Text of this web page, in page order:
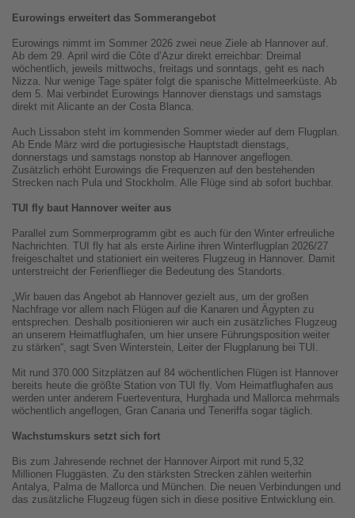
Eurowings erweitert das Sommerangebot
Eurowings nimmt im Sommer 2026 zwei neue Ziele ab Hannover auf.
Ab dem 29. April wird die Côte d’Azur direkt erreichbar: Dreimal
wöchentlich, jeweils mittwochs, freitags und sonntags, geht es nach
Nizza. Nur wenige Tage später folgt die spanische Mittelmeerküste. Ab
dem 5. Mai verbindet Eurowings Hannover dienstags und samstags
direkt mit Alicante an der Costa Blanca.
Auch Lissabon steht im kommenden Sommer wieder auf dem Flugplan.
Ab Ende März wird die portugiesische Hauptstadt dienstags,
donnerstags und samstags nonstop ab Hannover angeflogen.
Zusätzlich erhöht Eurowings die Frequenzen auf den bestehenden
Strecken nach Pula und Stockholm. Alle Flüge sind ab sofort buchbar.
TUI fly baut Hannover weiter aus
Parallel zum Sommerprogramm gibt es auch für den Winter erfreuliche
Nachrichten. TUI fly hat als erste Airline ihren Winterflugplan 2026/27
freigeschaltet und stationiert ein weiteres Flugzeug in Hannover. Damit
unterstreicht der Ferienflieger die Bedeutung des Standorts.
„Wir bauen das Angebot ab Hannover gezielt aus, um der großen
Nachfrage vor allem nach Flügen auf die Kanaren und Ägypten zu
entsprechen. Deshalb positionieren wir auch ein zusätzliches Flugzeug
an unserem Heimatflughafen, um hier unsere Führungsposition weiter
zu stärken“, sagt Sven Winterstein, Leiter der Flugplanung bei TUI.
Mit rund 370.000 Sitzplätzen auf 84 wöchentlichen Flügen ist Hannover
bereits heute die größte Station von TUI fly. Vom Heimatflughafen aus
werden unter anderem Fuerteventura, Hurghada und Mallorca mehrmals
wöchentlich angeflogen, Gran Canaria und Teneriffa sogar täglich.
Wachstumskurs setzt sich fort
Bis zum Jahresende rechnet der Hannover Airport mit rund 5,32
Millionen Fluggästen. Zu den stärksten Strecken zählen weiterhin
Antalya, Palma de Mallorca und München. Die neuen Verbindungen und
das zusätzliche Flugzeug fügen sich in diese positive Entwicklung ein.